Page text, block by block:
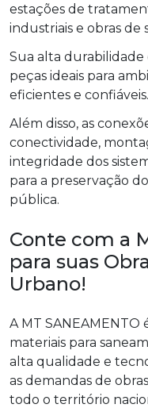
estações de
industriais e obras
Sua alta durabilidade
peças ideais para
eficientes e confiáveis.
Além disso, as
conectividade,
integridade dos
para a preservação
pública.
Conte com a
para suas
Urbano!
A MT
materiais para
alta qualidade e
as demandas de
todo o território